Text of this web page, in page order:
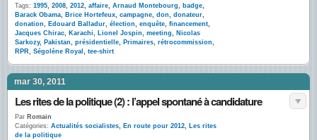
Tags: 1995, 2008, 2012, affaire, Arnaud Montebourg, badge,
Barack Obama, Brice Hortefeux, campagne, don, donateur,
donation, Edouard Balladur, élection, enquête, financement,
Jacques Chirac, Karachi, Lionel Jospin, meeting, Nicolas
Sarkozy, Pakistan, présidentielle, Primaires, rétrocommission,
RPR, Ségolène Royal , tee-shirt
mar 30, 2011
Les rites de la politique (2) : l’appel spontané à candidature
Par Romain
Catégories: Actualités socialistes, En route pour 2012, Les rites
de la politique